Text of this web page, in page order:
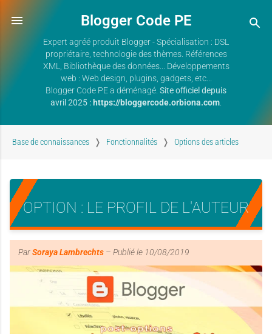
Blogger Code PE
Expert agréé produit Blogger - Spécialisation : DSL
propriétaire, technologie des thèmes. Références
XML, Bibliothèque des données... Développements
web : Web design, plugins, gadgets, etc...
Blogger Code PE a déménagé. Site officiel depuis
avril 2025 : https://bloggercode.orbiona.com.
Base de connaissances Fonctionnalités Options des articles
OPTION : LE PROFIL DE L'AUTEUR
ParSoraya Lambrechts – Publié le 10/08/2019